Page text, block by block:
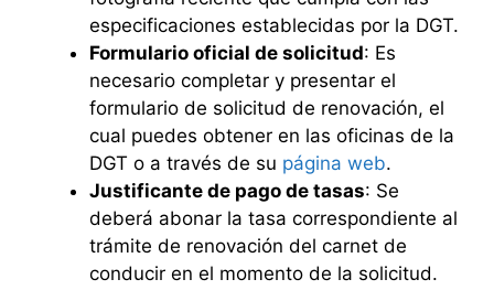
especificaciones establecidas por la DGT.
Formulario oficial de solicitud: Es
necesario completar y presentar el
formulario de solicitud de renovación, el
cual puedes obtener en las oficinas de la
DGT o a través de su página web.
Justificante de pago de tasas: Se
deberá abonar la tasa correspondiente al
trámite de renovación del carnet de
conducir en el momento de la solicitud.